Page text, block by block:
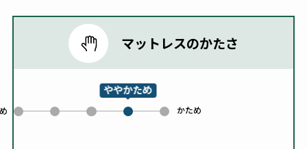
マットレスのかたさ
0 1
2
3
ややかため
かため
4